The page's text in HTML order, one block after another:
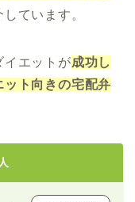
ています。
イエットが成功 し
ト向きの宅配弁